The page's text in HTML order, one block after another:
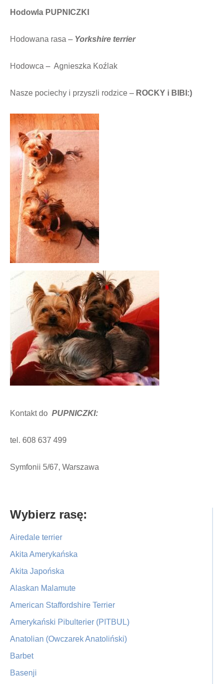
Hodowla PUPNICZKI
Hodowana rasa – Yorkshire terrier
Hodowca – Agnieszka Koźlak
Nasze pociechy i przyszli rodzice – ROCKY i BIBI:)
Kontakt do PUPNICZKI:
tel. 608 637 499
Symfonii 5/67, Warszawa
Primary
Sidebar
Wybierz rasę:
Airedale terrier
Akita Amerykańska
Akita Japońska
Alaskan Malamute
American Staffordshire Terrier
Amerykański Pibulterier (PITBUL)
Anatolian (Owczarek Anatoliński)
Barbet
Basenji